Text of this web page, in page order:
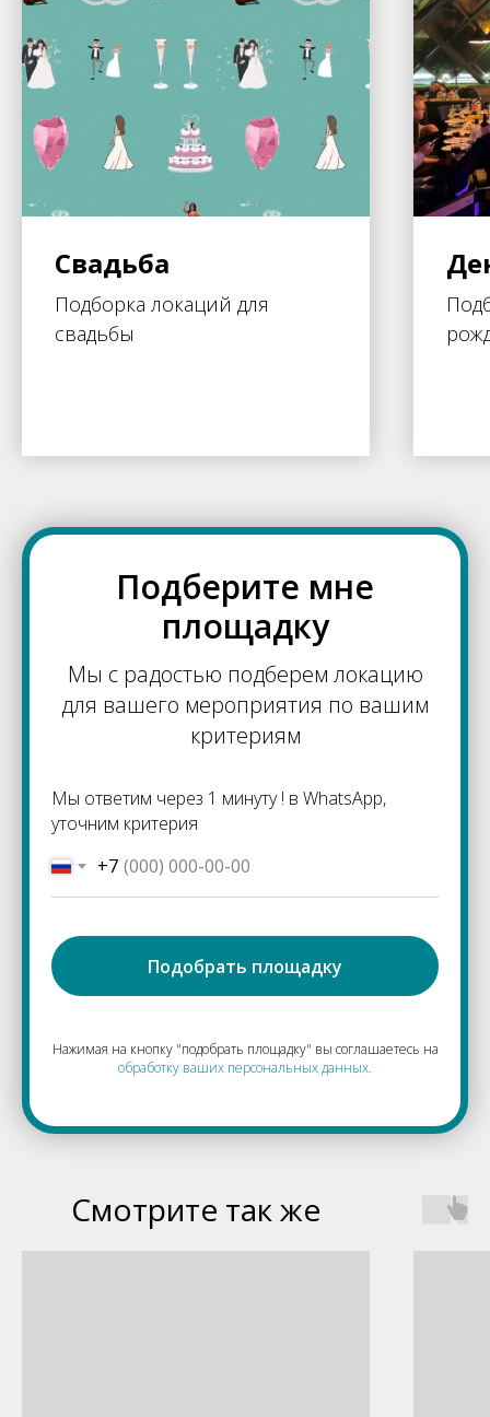
Свадьба
Подборка локаций для
свадьбы
Подберите мне
площадку
Мы с радостью подберем локацию
для вашего мероприятия по вашим
критериям
Мы ответим через 1 минуту ! в WhatsApp,
уточним критерия
+7
Подобрать площадку
Нажимая на кнопку "подобрать площадку" вы соглашаетесь на
обработку ваших персональных данных.
Смотрите так же